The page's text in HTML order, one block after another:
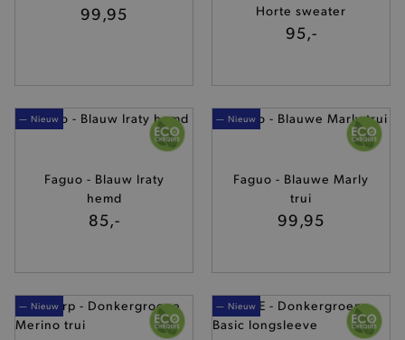
99,95
Horte sweater
95,-
— Nieuw
Faguo - Blauw Iraty
hemd
85,-
— Nieuw
Faguo - Blauwe Marly
trui
99,95
— Nieuw — Nieuw